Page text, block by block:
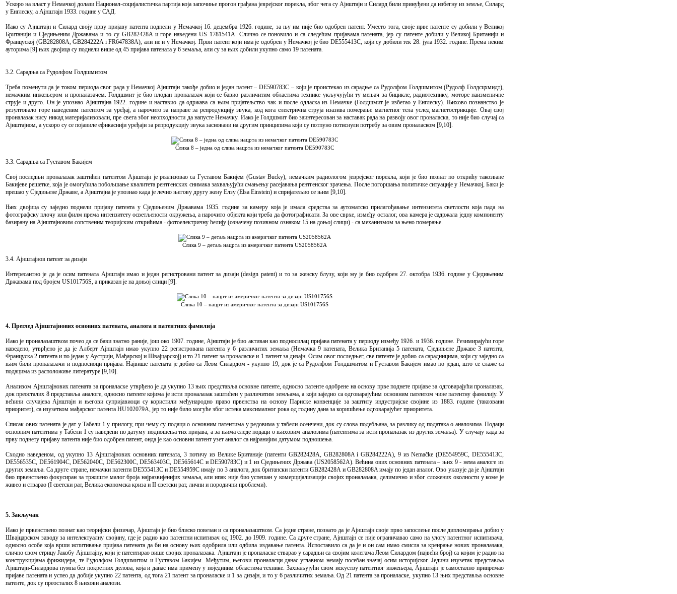
Ускоро на власт у Немачкој долази Национал-социјалистичка партија која започиње прогон грађана јеврејског порекла, због чега су Ајнштајн и Силард били принуђени да избегну из земље, Силард
у Енглеску, а Ајнштајн 1933. године у САД.
Иако су Ајнштајн и Силард своју прву пријаву патента поднели у Немачкој 16. децембра 1926. године, за њу им није био одобрен патент. Уместо тога, своје прве патенте су добили у Великој
Британији и Сједињеним Државама и то су GB282428A и горе наведени US 1781541A. Слично се поновило и са следећим пријавама патената, јер су патенте добили у Великој Британији и
Француској (GB282808A, GB284222A i FR647838A), али не и у Немачкој. Први патент који има је одобрен у Немачкој је био DE555413C, који су добили тек 28. јула 1932. године. Према неким
ауторима [9] њих двојица су поднели више од 45 пријава патената у 6 земаља, али су за њих добили укупно само 19 патената.
3.2. Сарадња са Рудолфом Голдшмитом
Треба поменути да је током периода свог рада у Немачкој Ајнштајн такође добио и један патент – DE590783C – који је проистекао из сарадње са Рудолфом Голдшмитом (Рудолф Голдсцхмидт),
немачким инжењером и проналазачем. Голдшмит је био плодан проналазач који се бавио различитим областима технике укључујући ту мењач за бицикле, радиотехнику, моторе наизменичне
струје и друго. Он је упознао Ајнштајна 1922. године и наставио да одржава са њим пријатељство чак и после одласка из Немачке (Голдшмит је избегао у Енглеску). Њихово познанство је
резултовало горе наведеним патентом за уређај, а нарочито за направе за репродукцију звука, код кога електрична струја изазива померање магнетног тела услед магнетострикције. Овај свој
проналазак нису никад материјализовали, пре свега због неопходности да напусте Немачку. Иако је Голдшмит био заинтересован за наставак рада на развоју овог проналаска, то није био случај са
Ајнштајном, а ускоро су се појавиле ефикаснији уређаји за репродукцију звука засновани на другим принципима који су потпуно потиснули потребу за овим проналаском [9,10].
Слика 8 – једна од слика нацрта из немачког патента DE590783C
3.3. Сарадња са Густавом Бакијем
Свој последњи проналазак заштићен патентом Ајнштајн је реализовао са Густавом Бакијем (Gustav Bucky), немачким радиологом јеврејског порекла, који је био познат по открићу такозване
Бакијеве решетке, која је омогућила побољшање квалитета рентгенских снимака захваљујући смањењу расејавања рентгенског зрачења. После погоршања политичке ситуације у Немачкој, Баки је
прешао у Сједињене Државе, a Ајнштајна је упознао када је лечио његову другу жену Елзу (Elsa Einstein) и спријатељио се њим [9,10].
Њих двојица су заједно поднели пријаву патента у Сједињеним Државама 1935. године за камеру која је имала средства за аутоматско прилагођавање интензитета светлости која пада на
фотографску плочу или филм према интензитету осветљености окружења, а нарочито објекта који треба да фотографисати. За ове сврхе, између осталог, ова камера је садржала једну компоненту
базирану на Ајнштајновим сопственим теоријским открићима - фотоелектричну ћелију (означену позивном ознаком 15 на доњој слици) - са механизмом за њено померање.
Слика 9 – детаљ нацрта из америчког патента US2058562A
3.4. Ајнштајнов патент за дизајн
Интересантно је да је осим патената Ајнштајн имао и један регистровани патент за дизајн (design patent) и то за женску блузу, који му је био одобрен 27. октобра 1936. године у Сједињеним
Државама под бројем US101756S, a приказан је на доњој слици [9].
Слика 10 – нацрт из америчког патента за дизајн US101756S
4. Преглед Ајнштајнових основних патената, аналога и патентних фамилија
Иако је проналазаштвом почео да се бави знатно раније, још око 1907. године, Ајнштајн је био активан као подносилац пријава патената у периоду између 1926. и 1936. године. Резимирајући горе
наведено, утврђено је да је Алберт Ајнштајн имао укупно 22 регистрованa патента у 6 различитих земаља (Немачка 9 патената, Велика Британија 5 патената, Сједињене Државе 3 патента,
Француска 2 патента и по један у Аустрији, Мађарској и Швајцарској) и то 21 патент за проналаске и 1 патент за дизајн. Осим овог последњег, све патенте је добио са сарадницима, који су заједно са
њим били проналазачи и подносиоци пријава. Највише патената је добио са Леом Силардом - укупно 19, док је са Рудолфом Голдшмитом и Густавом Бакијем имао по један, што се слаже са
подацима из расположиве литературе [9,10].
Анализом Ајнштајнових патената за проналаске утврђено је да укупно 13 њих представља основне патенте, односно патенте одобрене на основу прве поднете пријаве за одговарајући проналазак,
док преосталих 8 представља аналоге, односно патенте којима је исти проналазак заштићен у различитим земљама, а који заједно са одговарајућим основним патентом чине патентну фамилију. У
већини случајева Ајнштајн и његови супријавиоци су користили међународно право првенства на основу Париске конвенције за заштиту индустријске својине из 1883. године (такозвани
приоритет), са изузетком мађарског патента HU102079A, јер то није било могуће због истека максималног рока од годину дана за коришћење одговарајућег приоритета.
Списак ових патената је дат у Табели 1 у прилогу, при чему су подаци о основним патентима у редовима у табели осенчени, док су слова подебљана, за разлику од података о аналозима. Подаци
основним патентима у Табели 1 су наведени по датуму подношења тих пријава, а за њима следе подаци о њиховим аналозима (патентима за исти проналазак из других земаља). У случају када за
прву поднету пријаву патента није био одобрен патент, онда је као основни патент узет аналог са најранијим датумом подношења.
Сходно наведеном, од укупно 13 Ајнштајнових основних патената, 3 потичу из Велике Британије (патенти GB282428A, GB282808A i GB284222A), 9 из Nemačke (DE554959C, DE555413C,
DE556535C, DE561904C, DE562040C, DE562300C, DE563403C, DE565614C и DE590783C) и 1 из Сједињених Држава (US2058562A). Већина ових основних патената – њих 9 - нема аналоге из
других земаља. Са друге стране, немачки патенти DE555413C и DE554959C имају по 3 аналога, док британски патенти GB282428A и GB282808A имају по један аналог. Ово указује да је Ајнштајн
био првенствено фокусиран за тржиште малог броја најразвијенијих земаља, али ипак није био успешан у комерцијализацији својих проналазака, делимично и због сложених околности у коме је
живео и стварао (I светски рат, Велика економска криза и II светски рат, лични и породични проблеми).
5. Закључак
Иако је првенствено познат као теоријски физичар, Ајнштајн је био блиско повезан и са проналазаштвом. Са једне стране, познато да је Ајнштајн своје прво запослење после дипломирања добио у
Швајцарском заводу за интелектуалну својину, где је радио као патентни испитивач од 1902. до 1909. године. Са друге стране, Ајнштајн се није ограничавао само на улогу патентног испитивача,
односно особе која врши испитивање пријава патената да би на основу њих одобрила или одбила издавање патента. Испоставило са да је и он сам имао смисла за креирање нових проналазака,
слично свом стрицу Јакобу Ајнштајну, који је патентирао више својих проналазака. Ајнштајн је проналаске стварао у сарадњи са својим колегама Леом Силардом (највећи број) са којим је радио на
конструкцијама фрижидера, те Рудолфом Голдшмитом и Густавом Бакијем. Међутим, његови проналасци данас углавном немају посебан значај осим историјског. Једини изузетак представља
Ајнштајн-Силардова пумпа без покретних делова, која и данас има примену у појединим областима технике. Захваљујући свом искуству патентног инжењера, Ајнштајн је самостално припремао
пријаве патената и успео да добије укупно 22 патента, од тога 21 патент за проналаске и 1 за дизајн, и то у 6 различитих земаља. Од 21 патента за проналаске, укупно 13 њих представља основне
патенте, док су преосталих 8 њихови аналози.